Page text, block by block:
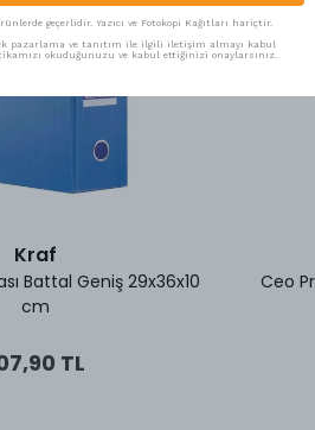
Kraf
Battal Geniş 29x36x10
cm
TL
Ceo
geçerlidir. Yazıcı ve Fotokopi Kağıtları hariçtir.
pazarlama ve tanıtım ile ilgili iletişim almayı kabul
okuduğunuzu ve kabul ettiğinizi onaylarsınız.